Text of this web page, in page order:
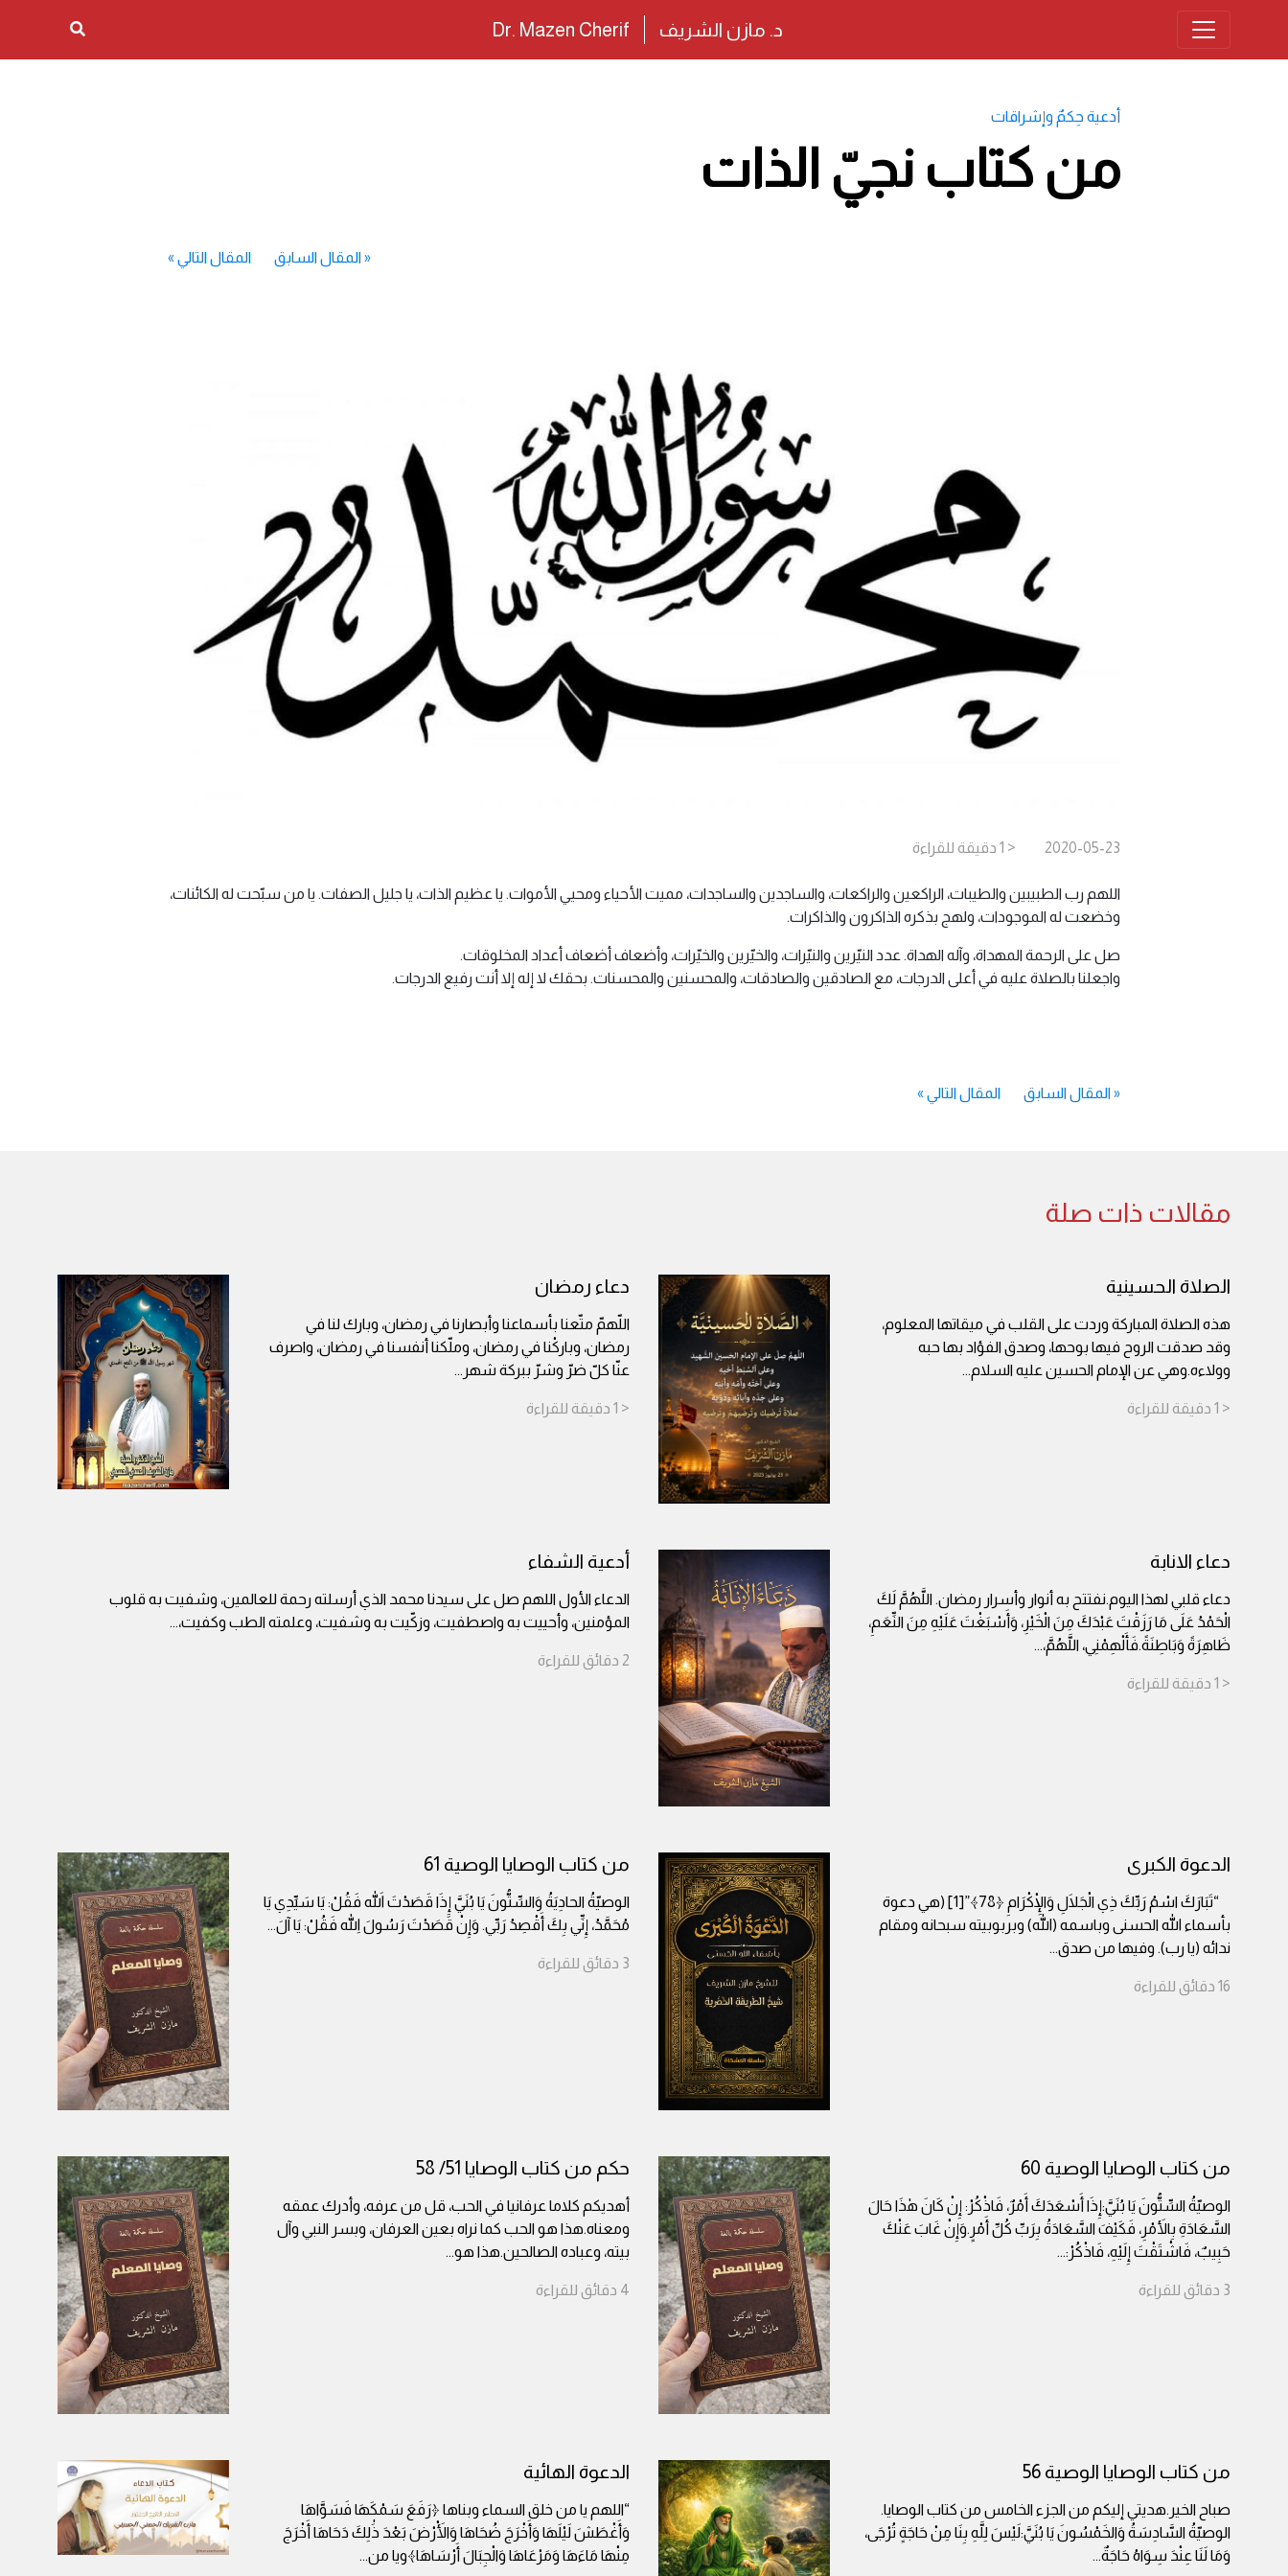
د. مازن الشريف Dr. Mazen Cherif
أدعية حِكمٌ وإشراقات
من كتاب نجيّ الذات
«المقال السابق المقال التالي »
2020-05-23
< 1 دقيقة للقراءة
اللهم رب الطبيبين والطيبات، الراكعين والراكعات، والساجدين والساجدات، مميت الأحياء ومحيي الأموات. يا عظيم الذات، يا جليل الصفات. يا من سبّحت له الكائنات،
وخضعت له الموجودات، ولهج بذكره الذاكرون والذاكرات.
صل على الرحمة المهداة، وآله الهداة. عدد النيّرين والنيّرات، والخيّرين والخيّرات، وأضعاف أضعاف أعداد المخلوقات.
واجعلنا بالصلاة عليه في أعلى الدرجات، مع الصادقين والصادقات، والمحسنين والمحسنات. بحقك لا إله إلا أنت رفيع الدرجات.
«المقال السابق المقال التالي »
مقالات ذات صلة
الصلاة الحسينية
هذه الصلاة المباركة وردت على القلب في ميقاتها المعلوم،
وقد صدقت الروح فيها بوحها، وصدق الفؤاد بها حبه
وولاءه.وهي عن الإمام الحسين عليه السلام...
< 1 دقيقة للقراءة
دعاء رمضان
اللّهمّ متّعنا بأسماعنا وأبصارنا في رمضان، وبارك لنا في
رمضان، وباركْنا في رمضان، وملّكنا أنفسنا في رمضان، واصرف
عنّا كلّ ضرّ وشرّ ببركة شهر ...
< 1 دقيقة للقراءة
دعاء الانابة
دعاء قلبي لهذا اليوم.نفتتح به أنوار وأسرار رمضان. اللَّهُمَّ لَكَ
الْحَمْدُ عَلَى مَا رَزَقْتَ عَبْدَكَ مِنَ الْخَيْرِ، وَأَسْبَغْتَ عَلَيْهِ مِنَ النِّعَمِ،
ظَاهِرَةً وَبَاطِنَةً.فَأَلْهِمْنِي، اللَّهُمَّ،...
< 1 دقيقة للقراءة
أدعية الشفاء
الدعاء الأول اللهم صل على سيدنا محمد الذي أرسلته رحمة للعالمين، وشفيت به قلوب
المؤمنين، وأحييت به واصطفيت، وزكّيت به وشفيت، وعلمته الطب وكفيت،...
2 دقائق للقراءة
الدعوة الكبرى
“تَبَارَكَ اسْمُ رَبِّكَ ذِي الْجَلَالِ وَالْإِكْرَامِ ﴿78﴾”[1] (هي دعوة
بأسماء الله الحسنى وباسمه (الله) وبربوبيته سبحانه ومقام
ندائه (يا رب). وفيها من صدق...
16 دقائق للقراءة
من كتاب الوصايا الوصية 61
الوصيّةُ الحادِيَةُ وَالسِّتُّونَ يَا بُنَيَّ إِذَا قَصَدْتَ اللهَ فَقُلْ: يَا سَيِّدِي يَا
مُحَمَّدُ، إِنِّي بِكَ أَقْصِدُ رَبِّي. وَإِنْ قَصَدْتَ رَسُولَ اللهِ فَقُلْ: يَا آلَ...
3 دقائق للقراءة
من كتاب الوصايا الوصية 60
الوصيّةُ السِّتُّونَ يَا بُنَيَّ:إِذَا أَسْعَدَكَ أَمْرٌ، فَاذْكُرْ: إِنْ كَانَ هٰذَا حَالَ
السَّعَادَةِ بِالأَمْرِ، فَكَيْفَ السَّعَادَةُ بِرَبِّ كُلِّ أَمْرٍ.وَإِنْ غَابَ عَنْكَ
حَبِيبٌ، فَاشْتَقْتَ إِلَيْهِ، فَاذْكُرْ:...
3 دقائق للقراءة
حكم من كتاب الوصايا 51/ 58
أهديكم كلاما عرفانيا في الحب، قل من عرفه، وأدرك عمقه
ومعناه.هذا هو الحب كما نراه بعين العرفان، وبسر النبي وآل
بيته، وعباده الصالحين.هذا هو...
4 دقائق للقراءة
من كتاب الوصايا الوصية 56
صباح الخير.هديتي إليكم من الجزء الخامس من كتاب الوصايا.
الوصيّةُ السَّادِسَةُ وَالخَمْسُونَ يَا بُنَيَّ:لَيْسَ لِلَّهِ بِنَا مِنْ حَاجَةٍ تُرْجَى،
وَمَا لَنَا عِنْدَ سِوَاهُ حَاجَةٌ...
الدعوة الهائية
“اللهم يا من خلق السماء وبناها ﴿رَفَعَ سَمْكَهَا فَسَوَّاهَا
وَأَغْطَشَ لَيْلَهَا وَأَخْرَجَ ضُحَاهَا وَالْأَرْضَ بَعْدَ ذَٰلِكَ دَحَاهَا أَخْرَجَ
مِنْهَا مَاءَهَا وَمَرْعَاهَا وَالْجِبَالَ أَرْسَاهَا﴾ويا من...